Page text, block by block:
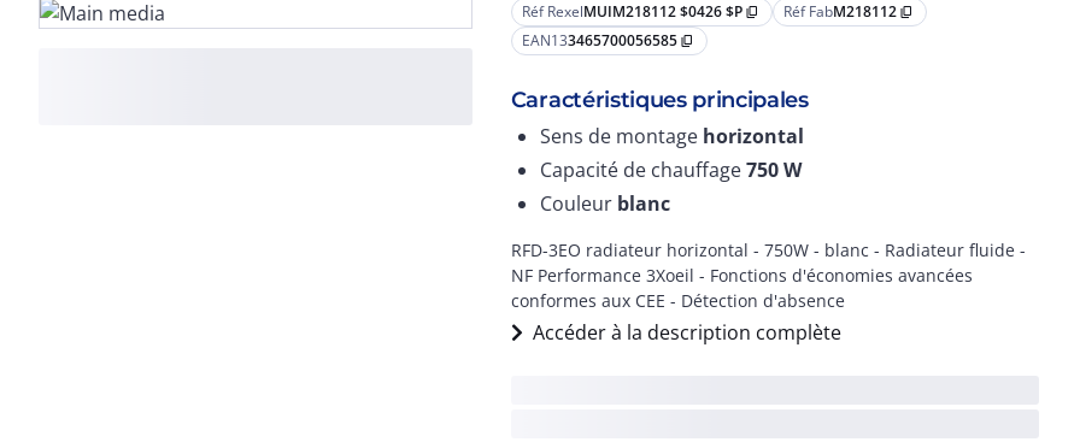
Réf RexelMUIM218112 $0426 $P content_copy Réf FabM218112 content_copy
EAN133465700056585 content_copy
Caractéristiques principales
Sens de montage horizontal
Capacité de chauffage750W
Couleur blanc
RFD-3EO radiateur horizontal - 750W - blanc - Radiateur fluide -
NF Performance 3Xoeil - Fonctions d'économies avancées
conformes aux CEE - Détection d'absence
Accéder à la description complète